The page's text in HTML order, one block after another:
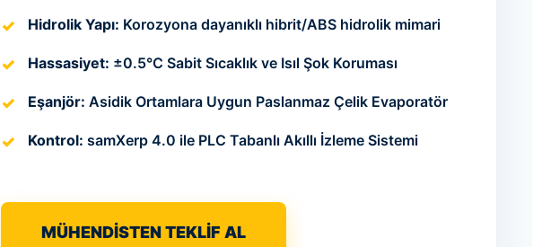
Hidrolik Yapı: Korozyona dayanıklı hibrit/ABS hidrolik mimari
Hassasiyet: ±0.5°C Sabit Sıcaklık ve Isıl Şok Koruması
Eşanjör: Asidik Ortamlara Uygun Paslanmaz Çelik Evaporatör
Kontrol: samXerp 4.0 ile PLC Tabanlı Akıllı İzleme Sistemi
MÜHENDİSTEN TEKLİF AL